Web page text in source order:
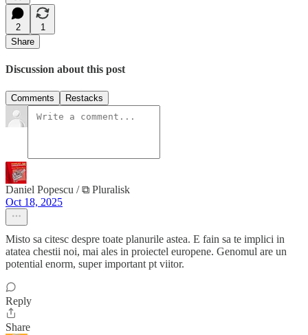
2
1
Share
Discussion about this post
Comments Restacks
Daniel Popescu / ⧉ Pluralisk
Oct 18, 2025
Misto sa citesc despre toate planurile astea. E fain sa te implici in
atatea chestii noi, mai ales in proiectel europene. Genomul are un
potential enorm, super important pt viitor.
Reply
Share